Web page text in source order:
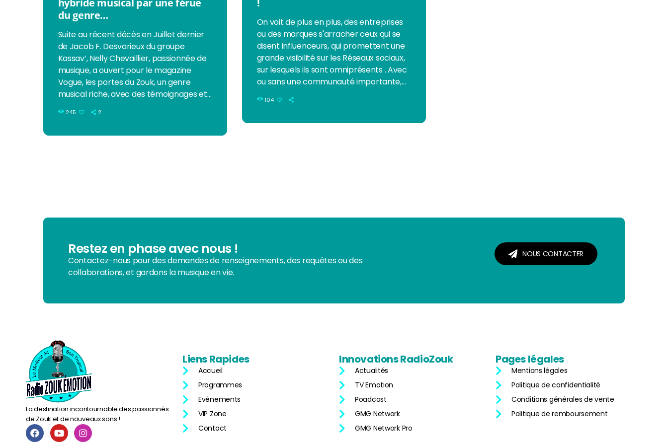
Zouk ou Afro Zouk !?
du genre…
Suite au récent décès en Juillet dernier
de Jacob F. Desvarieux du groupe
Kassav’, Nelly Chevaillier, passionnée de
musique, a ouvert pour le magazine
Vogue, les portes du Zouk, un genre
musical riche, avec des témoignages et
avec le zouk remonte à mes 5 ans, avec
245 2
On voit de plus en plus, des entreprises
ou des marques s'arracher ceux qui se
disent influenceurs, qui promettent une
grande visibilité sur les Réseaux sociaux,
sur lesquels ils sont omniprésents . Avec
ou sans une communauté importante,
femmes qui prennent beaucoup de
104
Restez en phase avec nous !
Contactez-nous pour des demandes de renseignements, des requêtes ou des
collaborations, et gardons la musique en vie.
NOUS CONTACTER
La destination incontournable des passionnés
de Zouk et de nouveaux sons !
LiensRapides
Accueil
Programmes
Evènements
VIP Zone
Contact
InnovationsRadioZouk
Actualités
TV Emotion
Poadcast
GMG Network
GMG Network Pro
Pageslégales
Mentions légales
Politique de confidentialité
Conditions générales de vente
Politique de remboursement